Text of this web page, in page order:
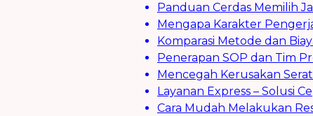
Panduan Cerdas Memilih
Mengapa Karakter
Komparasi Metode dan
Penerapan SOP dan Tim
Mencegah Kerusakan
Layanan Express – Solusi
Cara Mudah Melakukan